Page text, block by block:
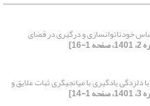
مدل‌یابی ساختاری انگیزش پیشرفت بر اساس خودناتوان‎سازی و درگیری در فضای
یادگیری با میانجیگری ثبات علایق و